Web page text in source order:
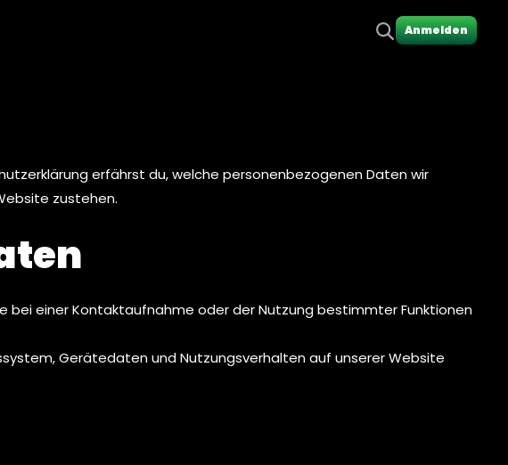
Anmelden
erfährst du, welche personenbezogenen Daten wir
zustehen.
bei einer Kontaktaufnahme oder der Nutzung bestimmter Funktionen
Gerätedaten und Nutzungsverhalten auf unserer Website